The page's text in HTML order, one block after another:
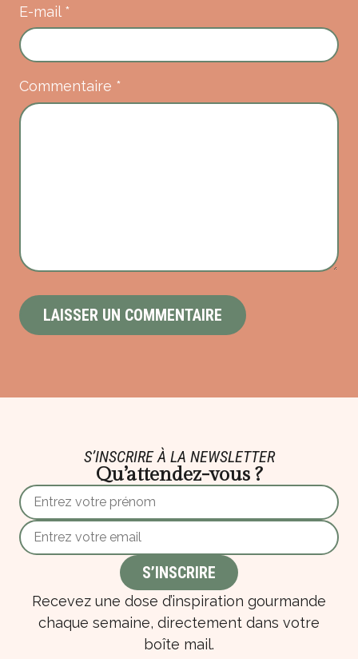
Commentaire *
E-mail *
S’INSCRIRE À LA NEWSLETTER
Qu’attendez-vous ?
Recevez une dose d’inspiration gourmande
chaque semaine, directement dans votre
boîte mail.